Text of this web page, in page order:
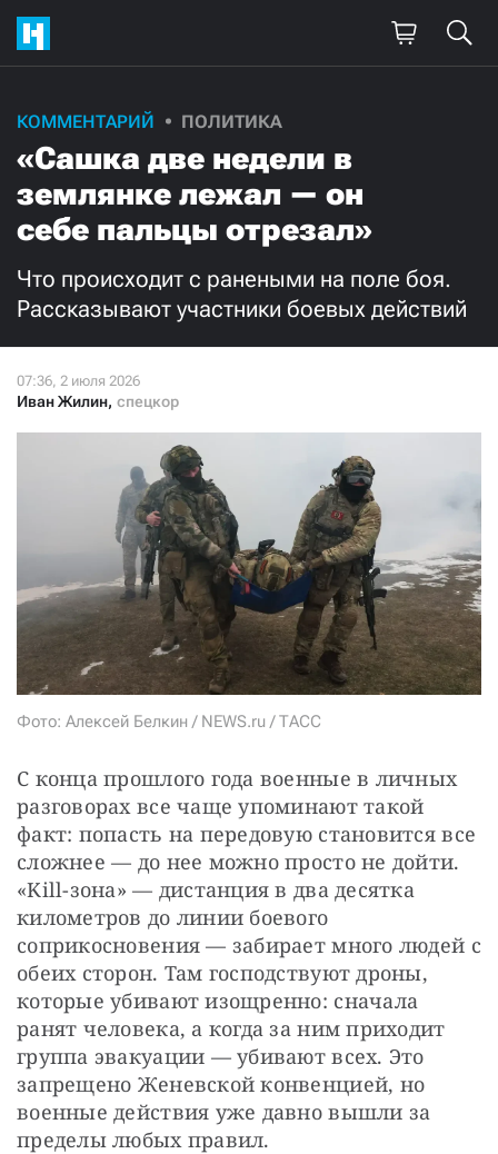
КОММЕНТАРИЙ ПОЛИТИКА
«Сашка две недели в
землянке лежал — он
себе пальцы отрезал»
Что происходит с ранеными на поле боя.
Рассказывают участники боевых действий
Иван Жилин, спецкор
Фото: Алексей Белкин / NEWS.ru / ТАСС
С конца прошлого года военные в личных
разговорах все чаще упоминают такой
факт: попасть на передовую становится все
сложнее — до нее можно просто не дойти.
«Kill-зона» — дистанция в два десятка
километров до линии боевого
соприкосновения — забирает много людей с
обеих сторон. Там господствуют дроны,
которые убивают изощренно: сначала
ранят человека, а когда за ним приходит
группа эвакуации — убивают всех. Это
запрещено Женевской конвенцией, но
военные действия уже давно вышли за
пределы любых правил.
Поддержите
нашу работу!
Ежемесячно Разово
Нажимая кнопку «Стать соучастником»,
условия и подтверждаю свое гражданство РФ
СТАТЬ СОУЧАСТНИКОМ
ПОДЕЛИТЬСЯ С ДРУЗЬЯМИ
Если у вас есть вопросы, пишите donate@novayagazeta.ruили
звоните:
+7 (929) 612-03-68